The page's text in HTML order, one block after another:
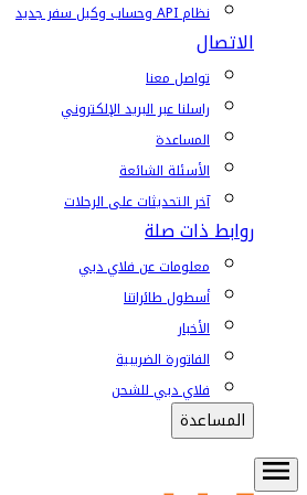
نظام API وحساب وكيل سفر جديد
الاتصال
تواصل معنا
راسلنا عبر البريد الإلكتروني
المساعدة
الأسئلة الشائعة
آخر التحديثات على الرحلات
روابط ذات صلة
معلومات عن فلاي دبي
أسطول طائراتنا
الأخبار
الفاتورة الضريبية
فلاي دبي للشحن
المساعدة